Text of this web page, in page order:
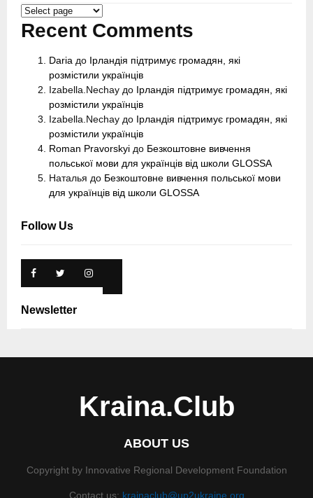
Country
Meny
Recent Comments
Daria до Ірландія підтримує громадян, які
розмістили українців
Izabella.Nechay до Ірландія підтримує громадян, які
розмістили українців
Izabella.Nechay до Ірландія підтримує громадян, які
розмістили українців
Roman Pravorskyi до Безкоштовне вивчення
польської мови для українців від школи GLOSSA
Наталья до Безкоштовне вивчення польської мови
для українців від школи GLOSSA
Follow Us
Newsletter
Kraina.Club
ABOUT US
Copyright by Innovative Regional Development Foundation
Contact us: krainaclub@up2ukraine.org